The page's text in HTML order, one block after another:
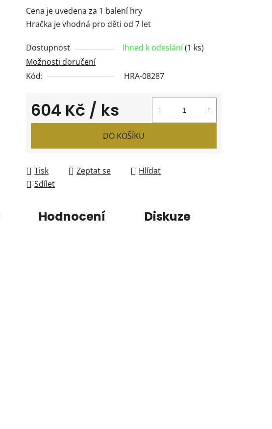
Cena je uvedena za 1 balení hry
Hračka je vhodná pro děti od 7 let
Dostupnost Ihned k odeslání(1 ks)
Možnosti doručení
Kód:
HRA-08287
604 Kč / ks
Měrná cena:
DO KOŠÍKU
Tisk Zeptat se
Hlídat
Sdílet
Hodnocení Diskuze